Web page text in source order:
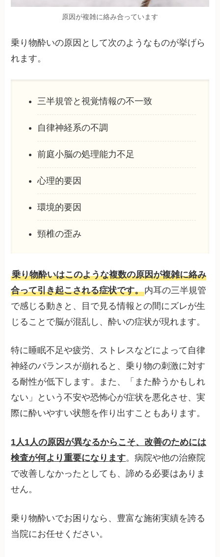
原因が複雑に絡み合っています
乗り物酔いの原因として次のようなものが挙げら
れます。
三半規管と視覚情報の不一致
自律神経系の不調
前庭小脳の処理能力不足
心理的要因
環境的要因
頸椎の歪み
乗り物酔いはこのような複数の原因が複雑に絡み
合って引き起こされる症状です。内耳の三半規管
で感じる動きと、目で見る情報との間にズレが生
じることで脳が混乱し、酔いの症状が現れます。
特に睡眠不足や疲労、ストレスなどによって自律
神経のバランスが崩れると、乗り物の刺激に対す
る耐性が低下します。また、「また酔うかもしれ
ない」という不安や恐怖心が症状を悪化させ、実
際に酔いやすい状態を作り出すこともあります。
1人1人の原因が異なるからこそ、改善のためには
検査が何より重要になります。病院や他の治療院
で改善しなかったとしても、諦める必要はありま
せん。
乗り物酔いでお困りなら、豊富な施術実績を誇る
当院にお任せください。